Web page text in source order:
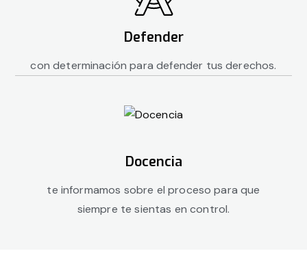
Defender
con determinación para defender tus derechos.
Docencia
te informamos sobre el proceso para que
siempre te sientas en control.